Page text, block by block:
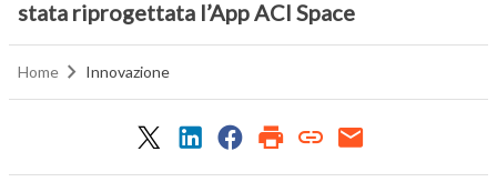
stata riprogettata l’App ACI Space
Home Innovazione